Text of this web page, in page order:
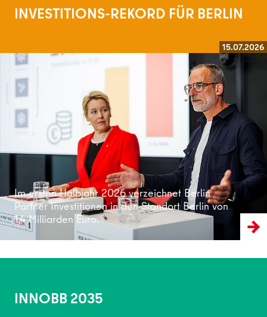
INVESTITIONS-REKORD FÜR BERLIN
15.07.2026
Im ersten Halbjahr 2026 verzeichnet Berlin
Partner Investitionen in den Standort Berlin von
1,4 Milliarden Euro.
Weiterlesen
INNOBB 2035